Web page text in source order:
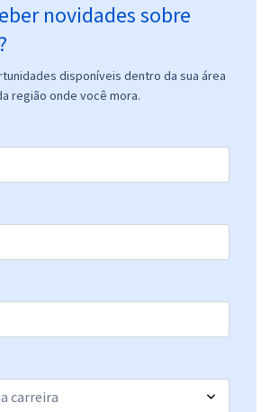
novidades sobre
disponíveis dentro da sua área
região onde você mora.